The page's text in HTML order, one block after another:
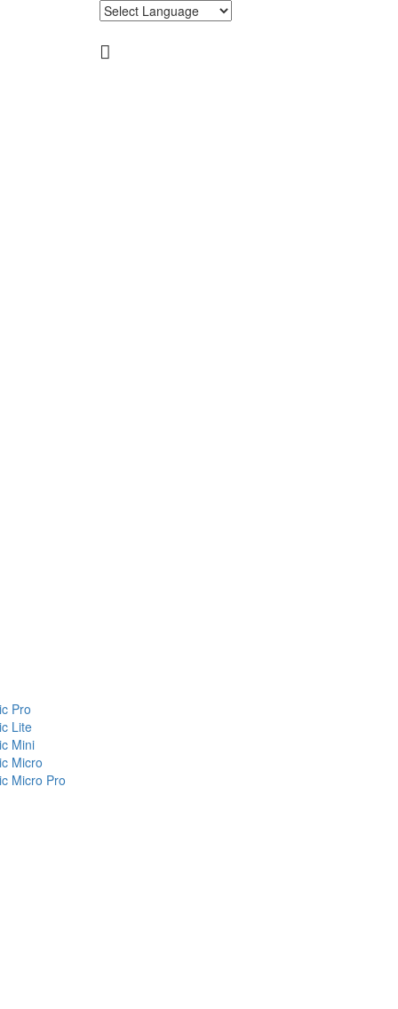
Pro
Lite
Mini
Micro
Micro Pro